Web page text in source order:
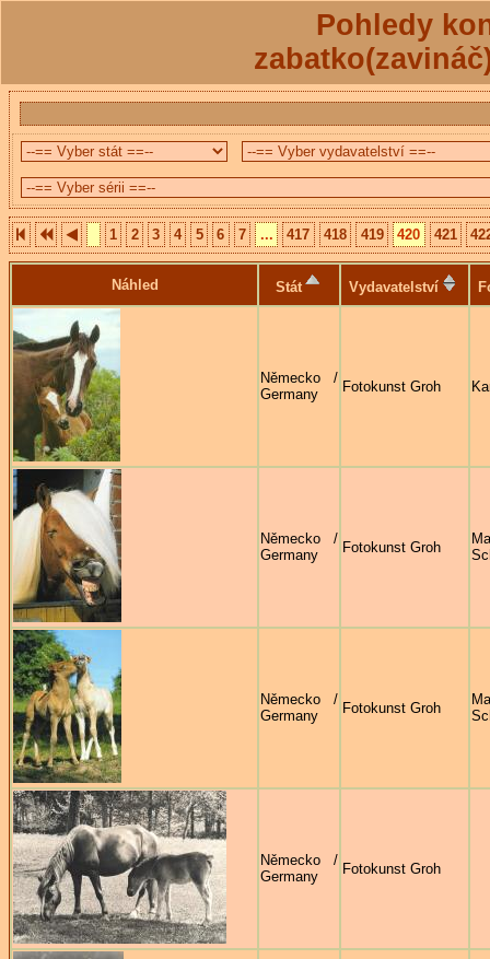
Pohledy
1 2 3 4 5 6 7 ... 417 418 419 420 421
Náhled Stát Vydavatelství
Německo /
Germany
Fotokunst Groh
Německo /
Germany
Fotokunst Groh
Německo /
Germany
Fotokunst Groh
Německo /
Germany
Fotokunst Groh